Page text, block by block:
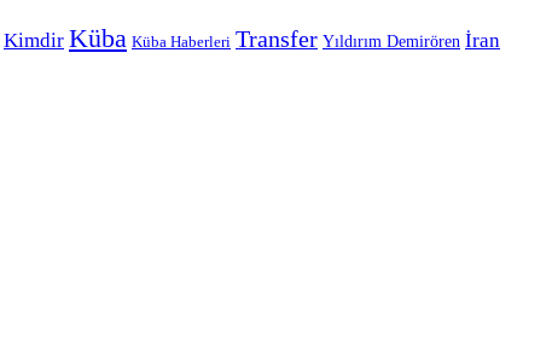
Kimdir Küba Küba Haberleri Transfer Yıldırım Demirören İran